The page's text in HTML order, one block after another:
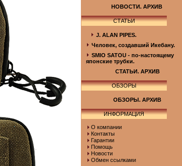
НОВОСТИ. АРХИВ
СТАТЬИ
J. ALAN PIPES.
Человек, создавший Икебану.
SMIO SATOU - по-настоящему
японские трубки.
СТАТЬИ. АРХИВ
ОБЗОРЫ
ОБЗОРЫ. АРХИВ
ИНФОРМАЦИЯ
О компании
Контакты
Гарантии
Помощь
Новости
Обмен ссылками